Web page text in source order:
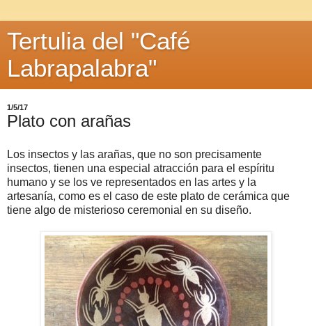
Tertulia del "Café
Labrapalabra"
1/5/17
Plato con arañas
Los insectos y las arañas, que no son precisamente
insectos, tienen una especial atracción para el espíritu
humano y se los ve representados en las artes y la
artesanía, como es el caso de este plato de cerámica que
tiene algo de misterioso ceremonial en su diseño.